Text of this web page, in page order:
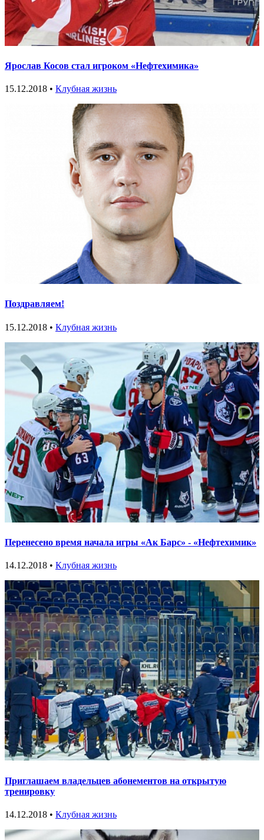
Ярослав Косов стал игроком «Нефтехимика»
15.12.2018 • Клубная жизнь
Поздравляем!
15.12.2018 • Клубная жизнь
Перенесено время начала игры «Ак Барс» - «Нефтехимик»
14.12.2018 • Клубная жизнь
Приглашаем владельцев абонементов на открытую
тренировку
14.12.2018 • Клубная жизнь